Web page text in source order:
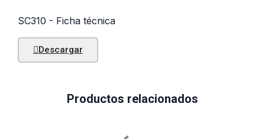
SC310 - Ficha técnica
Descargar
Productos relacionados